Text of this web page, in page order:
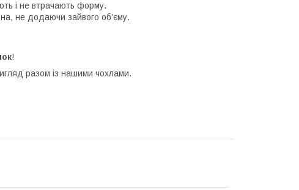
і не втрачають форму.
не додаючи зайвого об’єму.
!
разом із нашими чохлами.